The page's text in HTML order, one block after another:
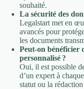
souhaité.
La sécurité des
Legalstart met en
avancés pour
les documents
Peut-on bénéficier
personnalisé ?
Oui, il est possible
d’un expert à
statut ou la